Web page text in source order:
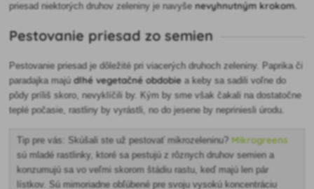
priesad niektorých druhov zeleniny je navyše nevyhnutným krokom.
Pestovanie priesad zo semien
Pestovanie priesad je dôležité pri viacerých druhoch zeleniny. Paprika či
paradajka majúdlhé vegetačné obdobiea keby sa sadili voľne do
pôdy príliš skoro, nevyklíčili by. Kým by sme však čakali na dostatočne
teplé počasie, rastliny by vyrástli, no do jesene by nepriniesli úrodu.
Tip pre vás: Skúšali ste už pestovať mikrozeleninu? Mikrogreens
sú mladé rastlinky, ktoré sa pestujú z rôznych druhov semien a
konzumujú sa vo veľmi skorom štádiu rastu, keď majú len pár
lístkov. Sú mimoriadne obľúbené pre svoju vysokú koncentráciu